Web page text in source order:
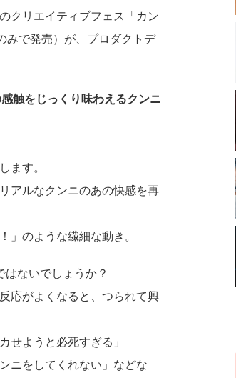
クリエイティブフェス「カン
みで発売）が、プロダクトデ
触をじっくり味わえるクンニ
ます。
アルなクンニのあの快感を再
」のような繊細な動き。
ないでしょうか？
応がよくなると、つられて興
せようと必死すぎる」
ニをしてくれない」などな